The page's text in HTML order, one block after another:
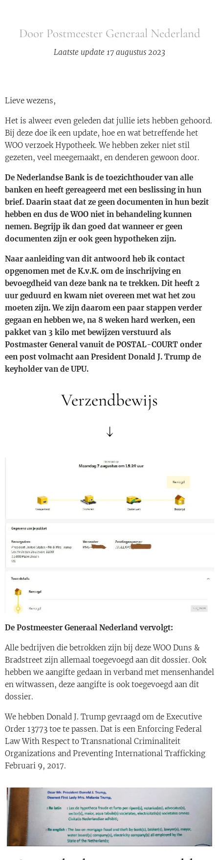
Door Postmeester Generaal Nederland
Laatste update 17 augustus 2023
Lieve wezens,
Het is alweer even geleden dat jullie iets hebben gehoord.
Bij deze doe ik een update, hoe en wat betreffende het
WOO verzoek Hypotheek. We hebben zeker niet stil
gezeten, veel meegemaakt, en denderen gewoon door.
De Nederlandse Bank is de toezichthouder van alle
banken en heeft gereageerd met een beslissing in hun
brief. Daarin staat dat ze geen documenten in hun bezit
hebben en dus de WOO niet in behandeling kunnen
nemen. Begrijp ik dan goed dat wanneer er geen
documenten zijn er ook geen hypotheken zijn.
Naar aanleiding van dit antwoord heb ik contact
opgenomen met de K.v.K. om de inschrijving en
bevoegdheid van deze bank na te trekken. Dit heeft 2
uur geduurd en kwam niet overeen met wat het zou
moeten zijn. We zijn daarom een paar stappen verder
gegaan en hebben we, na 8 weken hard werken, een
pakket van 3 kilo met bewijzen verstuurd als
Postmaster General vanuit de POSTAL-COURT onder
een post volmacht aan President Donald J. Trump de
keyholder van de UPU.
Verzendbewijs
↓
De Postmeester Generaal Nederland vervolgt:
Alle bedrijven die betrokken zijn bij deze WOO Duns &
Bradstreet zijn allemaal toegevoegd aan dit dossier. Ook
hebben we aangifte gedaan in verband met mensenhandel
en witwassen, deze aangifte is ook toegevoegd aan dit
dossier.
We hebben Donald J. Trump gevraagd om de Executive
Order 13773 toe te passen. Dat is een Enforcing Federal
Law With Respect to Transnational Criminaliteit
Organizations and Preventing International Trafficking
Februari 9, 2017.